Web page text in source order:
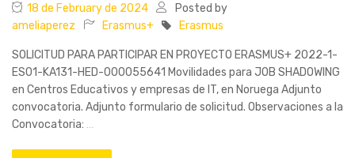
18 de February de 2024
Posted by
ameliaperez
Erasmus+ Erasmus
SOLICITUD PARA PARTICIPAR EN PROYECTO ERASMUS+ 2022-1-
ES01-KA131-HED-000055641 Movilidades para JOB SHADOWING
en Centros Educativos y empresas de IT, en Noruega Adjunto
convocatoria. Adjunto formulario de solicitud. Observaciones a la
Convocatoria: …